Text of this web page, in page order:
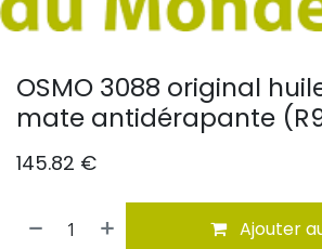
OSMO 3088 original
mate antidérapante
145.82 €
Ajouter